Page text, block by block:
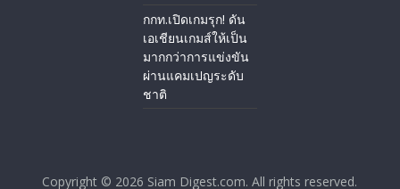
กกท.เปิดเกมรุก! ดัน
เอเชียนเกมส์ให้เป็น
มากกว่าการแข่งขัน
ผ่านแคมเปญระดับ
ชาติ
Copyright © 2026 Siam Digest.com. All rights reserved.